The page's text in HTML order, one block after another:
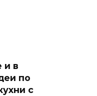
и в
по
с